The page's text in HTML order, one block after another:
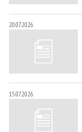
20.07.2026
15.07.2026